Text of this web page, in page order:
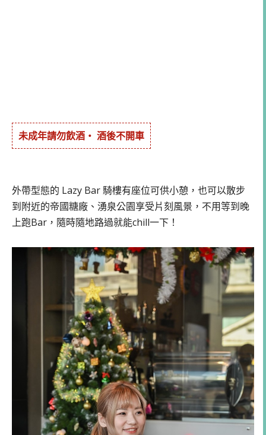
未成年請勿飲酒・ 酒後不開車
外帶型態的 Lazy Bar 騎樓有座位可供小憩，也可以散步
到附近的帝國糖廠、湧泉公園享受片刻風景，不用等到晚
上跑Bar，隨時隨地路過就能chill一下！